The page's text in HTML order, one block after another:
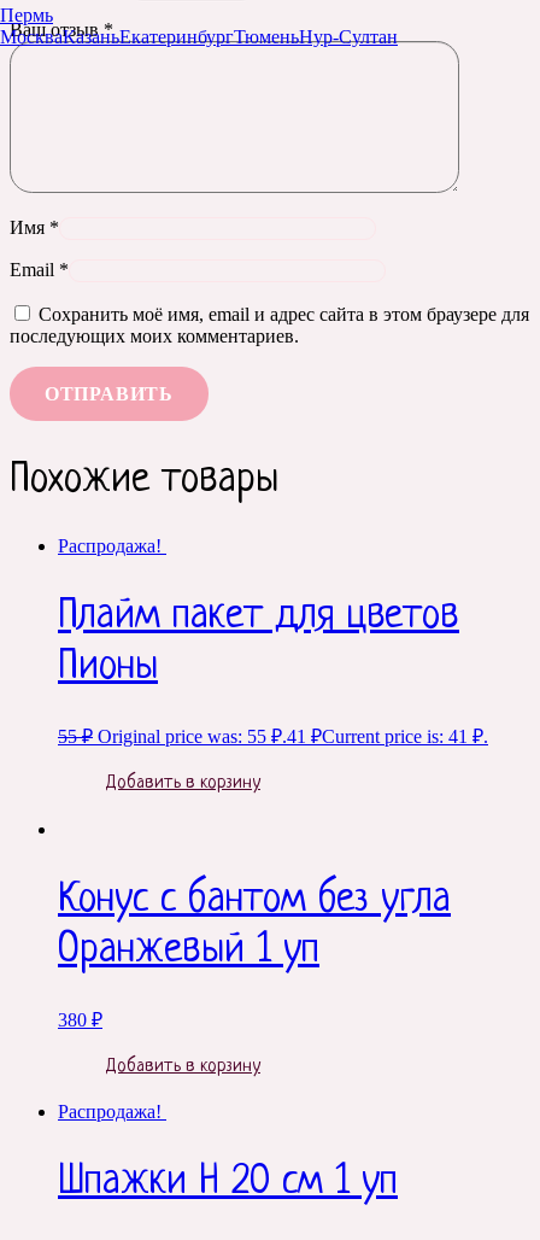
Пермь
МоскваКазаньЕкатеринбургТюменьНур-Султан
Ваш отзыв*
Имя *
Email *
Сохранить моё имя, email и адрес сайта в этом браузере для
последующих моих комментариев.
Похожие товары
Распродажа!
Плайм пакет для цветов
Пионы
55₽ Original price was: 55 ₽.41 ₽Current price is: 41 ₽.
Добавить в корзину
Конус с бантом без угла
Оранжевый 1 уп
380 ₽
Добавить в корзину
Распродажа!
Шпажки H 20 см 1 уп